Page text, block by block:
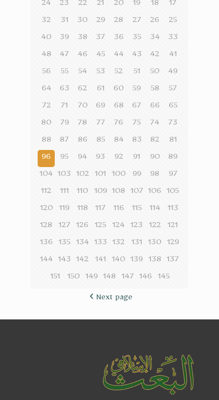
17
18
19
20
21
22
23
24
25
26
27
28
29
30
31
32
33
34
35
36
37
38
39
40
41
42
43
44
45
46
47
48
49
50
51
52
53
54
55
56
57
58
59
60
61
62
63
64
65
66
67
68
69
70
71
72
73
74
75
76
77
78
79
80
81
82
83
84
85
86
87
88
89
90
91
92
93
94
95
96
97
98
99
100
101
102
103
104
105
106
107
108
109
110
111
112
113
114
115
116
117
118
119
120
121
122
123
124
125
126
127
128
129
130
131
132
133
134
135
136
137
138
139
140
141
142
143
144
145
146
147
148
149
150
151
Next page